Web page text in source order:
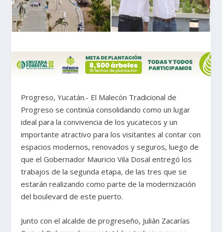
Progreso, Yucatán.- El Malecón Tradicional de
Progreso se continúa consolidando como un lugar
ideal para la convivencia de los yucatecos y un
importante atractivo para los visitantes al contar con
espacios modernos, renovados y seguros, luego de
que el Gobernador Mauricio Vila Dosal entregó los
trabajos de la segunda etapa, de las tres que se
estarán realizando como parte de la modernización
del boulevard de este puerto.
Junto con el alcalde de progreseño, Julián Zacarías